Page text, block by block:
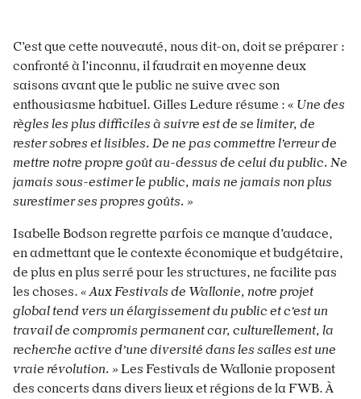
C’est que cette nouveauté, nous dit-on, doit se préparer :
confronté à l’inconnu, il faudrait en moyenne deux
saisons avant que le public ne suive avec son
enthousiasme habituel. Gilles Ledure résume : « Une des
règles les plus difficiles à suivre est de se limiter, de
rester sobres et lisibles. De ne pas commettre l’erreur de
mettre notre propre goût au-dessus de celui du public. Ne
jamais sous-estimer le public, mais ne jamais non plus
surestimer ses propres goûts. »
Isabelle Bodson regrette parfois ce manque d’audace,
en admettant que le contexte économique et budgétaire,
de plus en plus serré pour les structures, ne facilite pas
les choses. « Aux Festivals de Wallonie, notre projet
global tend vers un élargissement du public et c’est un
travail de compromis permanent car, culturellement, la
recherche active d’une diversité dans les salles est une
vraie révolution. » Les Festivals de Wallonie proposent
des concerts dans divers lieux et régions de la FWB. À